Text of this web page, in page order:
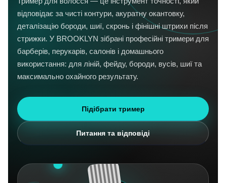
відповідає за чисті контури, акуратну окантовку,
деталізацію бороди, шиї, скронь і фінішні штрихи після
стрижки. У BROOKLYN зібрані професійні тримери для
барберів, перукарів, салонів і домашнього
використання: для ліній, фейду, бороди, вусів, шиї та
максимально охайного результату.
Підібрати тример
Питання та відповіді